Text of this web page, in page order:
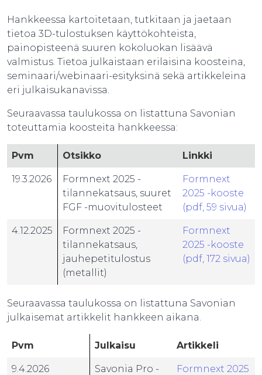
Hankkeessa kartoitetaan, tutkitaan ja jaetaan
tietoa 3D-tulostuksen käyttökohteista,
painopisteenä suuren kokoluokan lisäävä
valmistus. Tietoa julkaistaan erilaisina koosteina,
seminaari/webinaari-esityksinä sekä artikkeleina
eri julkaisukanavissa.
Seuraavassa taulukossa on listattuna Savonian
toteuttamia koosteita hankkeessa:
Pvm Otsikko Linkki
19.3.2026
Formnext 2025 -
tilannekatsaus, suuret
FGF -muovitulosteet
Formnext
2025 -kooste
(pdf, 59 sivua)
4.12.2025
Formnext 2025 -
tilannekatsaus,
jauhepetitulostus
(metallit)
Formnext
2025 -kooste
(pdf, 172 sivua)
Seuraavassa taulukossa on listattuna Savonian
julkaisemat artikkelit hankkeen aikana.
Pvm Julkaisu Artikkeli
9.4.2026
Savonia Pro -
Formnext 2025